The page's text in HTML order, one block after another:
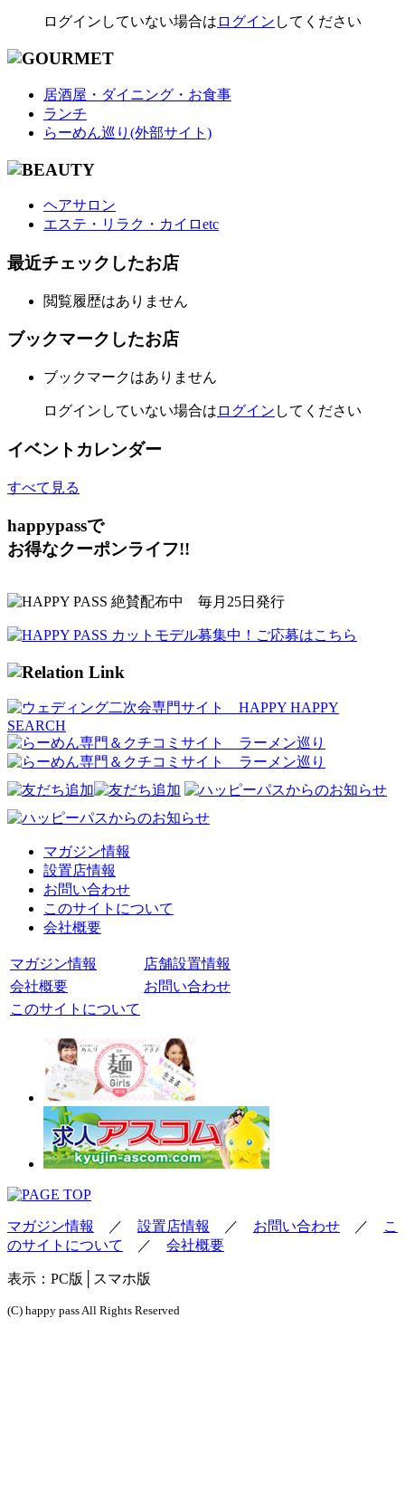
ログインしていない場合は ログイン してください
居酒屋・ダイニング・お食事
ランチ
らーめん巡り(外部サイト)
ヘアサロン
エステ・リラク・カイロetc
最近チェックしたお店
閲覧履歴はありません
ブックマークしたお店
ブックマークはありません
ログインしていない場合は ログイン してください
イベントカレンダー
すべて見る
happypassで
お得なクーポンライフ!!
マガジン情報
設置店情報
お問い合わせ
このサイトについて
会社概要
マガジン情報
店舗設置情報
会社概要
お問い合わせ
このサイトについて
マガジン情報 ／ 設置店情報 ／ お問い合わせ ／
こ
のサイトについて
／ 会社概要
表示： PC版 │スマホ版
(C) happy pass All Rights Reserved